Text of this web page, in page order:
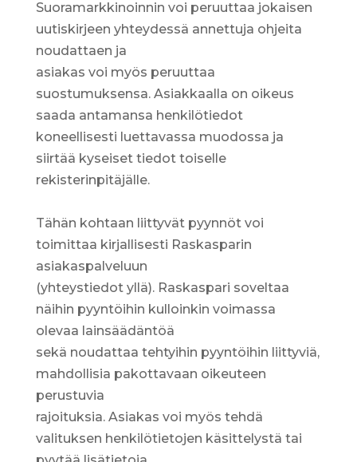
Suoramarkkinoinnin voi peruuttaa jokaisen
uutiskirjeen yhteydessä annettuja ohjeita
noudattaen ja
asiakas voi myös peruuttaa
suostumuksensa. Asiakkaalla on oikeus
saada antamansa henkilötiedot
koneellisesti luettavassa muodossa ja
siirtää kyseiset tiedot toiselle
rekisterinpitäjälle.
Tähän kohtaan liittyvät pyynnöt voi
toimittaa kirjallisesti Raskasparin
asiakaspalveluun
(yhteystiedot yllä). Raskaspari soveltaa
näihin pyyntöihin kulloinkin voimassa
olevaa lainsäädäntöä
sekä noudattaa tehtyihin pyyntöihin liittyviä,
mahdollisia pakottavaan oikeuteen
perustuvia
rajoituksia. Asiakas voi myös tehdä
valituksen henkilötietojen käsittelystä tai